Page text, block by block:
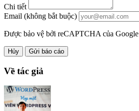
Chi tiết
Email (không bắt buộc)
Được bảo vệ bởi reCAPTCHA của Google
Hủy Gửi báo cáo
Về tác giả